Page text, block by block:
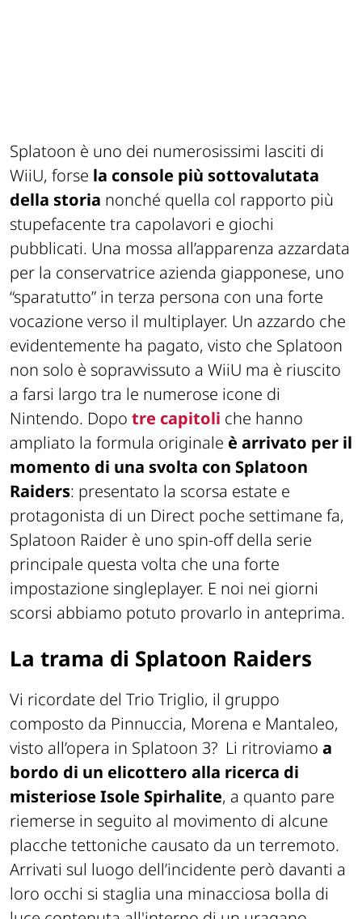
Splatoon è uno dei numerosissimi lasciti di
WiiU, forse la console più sottovalutata
della storia nonché quella col rapporto più
stupefacente tra capolavori e giochi
pubblicati. Una mossa all’apparenza azzardata
per la conservatrice azienda giapponese, uno
“sparatutto” in terza persona con una forte
vocazione verso il multiplayer. Un azzardo che
evidentemente ha pagato, visto che Splatoon
non solo è sopravvissuto a WiiU ma è riuscito
a farsi largo tra le numerose icone di
Nintendo. Dopo tre capitoli che hanno
ampliato la formula originale è arrivato per il
momento di una svolta con Splatoon
Raiders: presentato la scorsa estate e
protagonista di un Direct poche settimane fa,
Splatoon Raider è uno spin-off della serie
principale questa volta che una forte
impostazione singleplayer. E noi nei giorni
scorsi abbiamo potuto provarlo in anteprima.
La trama di Splatoon Raiders
Vi ricordate del Trio Triglio, il gruppo
composto da Pinnuccia, Morena e Mantaleo,
visto all’opera in Splatoon 3? Li ritroviamo a
bordo di un elicottero alla ricerca di
misteriose Isole Spirhalite, a quanto pare
riemerse in seguito al movimento di alcune
placche tettoniche causato da un terremoto.
Arrivati sul luogo dell’incidente però davanti a
loro occhi si staglia una minacciosa bolla di